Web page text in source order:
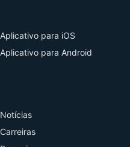
Aplicativo para iOS
Aplicativo para Android
Notícias
Carreiras